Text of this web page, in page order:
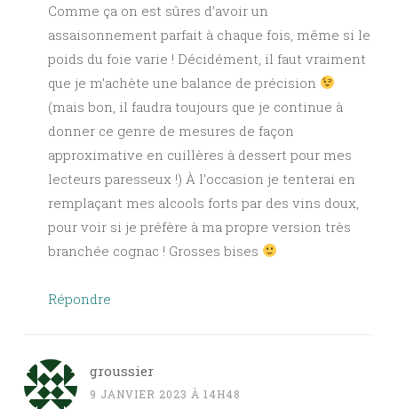
Comme ça on est sûres d’avoir un
assaisonnement parfait à chaque fois, même si le
poids du foie varie ! Décidément, il faut vraiment
que je m’achète une balance de précision
(mais bon, il faudra toujours que je continue à
donner ce genre de mesures de façon
approximative en cuillères à dessert pour mes
lecteurs paresseux !) À l’occasion je tenterai en
remplaçant mes alcools forts par des vins doux,
pour voir si je préfère à ma propre version très
branchée cognac ! Grosses bises
Répondre
groussier
9 JANVIER 2023 À 14H48